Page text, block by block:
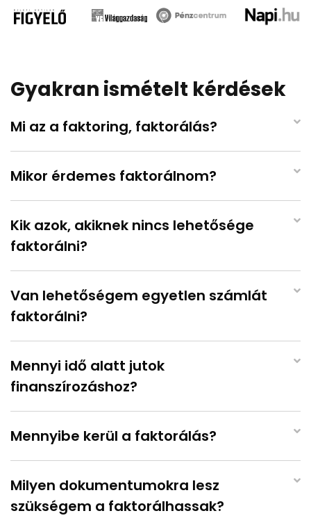
Gyakran ismételt kérdések
Mi az a faktoring, faktorálás?
Mikor érdemes faktorálnom?
Kik azok, akiknek nincs lehetősége
faktorálni?
Van lehetőségem egyetlen számlát
faktorálni?
Mennyi idő alatt jutok
finanszírozáshoz?
Mennyibe kerül a faktorálás?
Milyen dokumentumokra lesz
szükségem a faktorálhassak?